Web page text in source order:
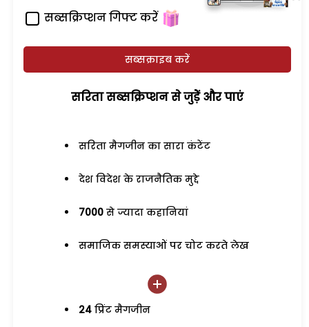
सब्सक्रिप्शन गिफ्ट करें
सब्सक्राइब करें
सरिता सब्सक्रिप्शन से जुड़ेें और पाएं
सरिता मैगजीन का सारा कंटेंट
देश विदेश के राजनैतिक मुद्दे
7000 से ज्यादा कहानियां
समाजिक समस्याओं पर चोट करते लेख
24 प्रिंट मैगजीन